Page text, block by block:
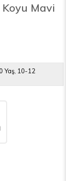
Mavi
Yaş 10-12